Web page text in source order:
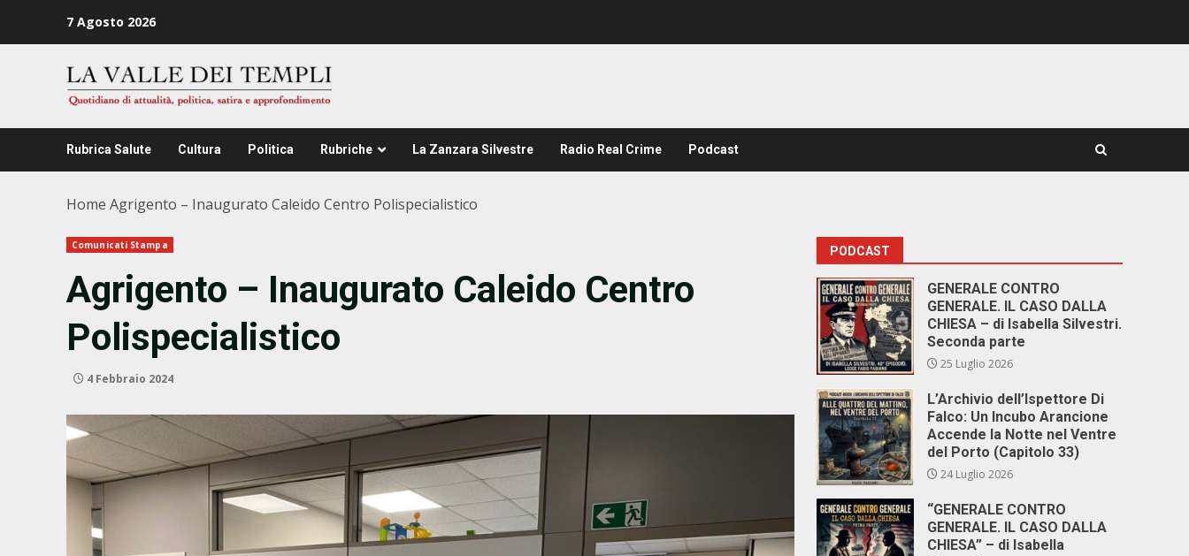
7 Agosto 2026
Rubrica Salute Cultura Politica Rubriche La Zanzara Silvestre Radio Real Crime Podcast
Home Agrigento – Inaugurato Caleido Centro Polispecialistico
Comunicati Stampa
Agrigento – Inaugurato Caleido Centro
Polispecialistico
4 Febbraio 2024
PODCAST
GENERALE CONTRO
GENERALE. IL CASO DALLA
CHIESA – di Isabella Silvestri.
Seconda parte
25 Luglio 2026
L’Archivio dell’Ispettore Di
Falco: Un Incubo Arancione
Accende la Notte nel Ventre
del Porto (Capitolo 33)
24 Luglio 2026
“GENERALE CONTRO
GENERALE. IL CASO DALLA
CHIESA” – di Isabella